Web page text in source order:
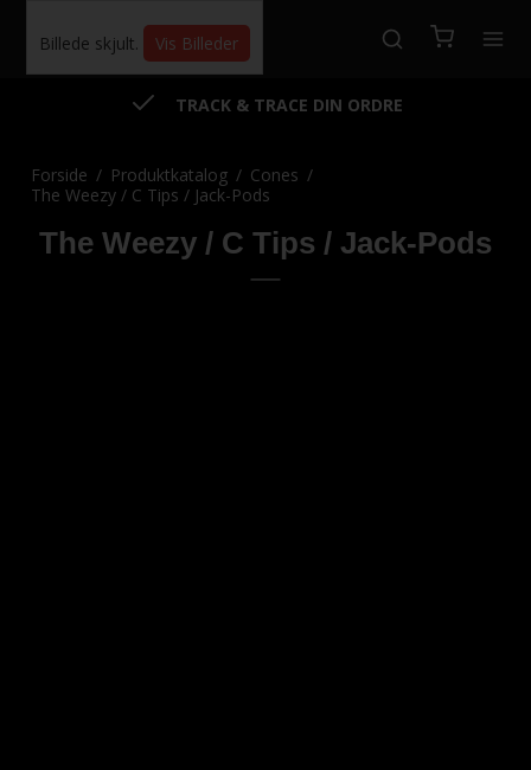
Billede skjult. Vis Billeder
TRACK & TRACE DIN ORDRE
Forside / Produktkatalog / Cones /
The Weezy / C Tips / Jack-Pods
The Weezy / C Tips / Jack-Pods